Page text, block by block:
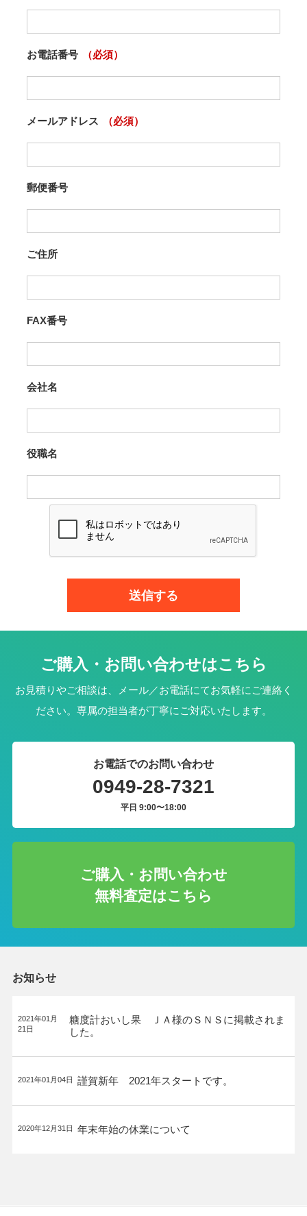
お電話番号 （必須）
メールアドレス （必須）
郵便番号
ご住所
FAX番号
会社名
役職名
ご購入・お問い合わせはこちら
お見積りやご相談は、メール／お電話にてお気軽にご連絡く
ださい。専属の担当者が丁寧にご対応いたします。
お電話でのお問い合わせ
0949-28-7321
平日 9:00〜18:00
ご購入・お問い合わせ
無料査定はこちら
お知らせ
2021年01月
21日
糖度計おいし果 ＪＡ様のＳＮＳに掲載されま
した。
2021年01月04日 謹賀新年 2021年スタートです。
2020年12月31日 年末年始の休業について